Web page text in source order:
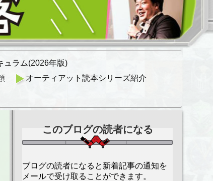
ュラム(2026年版)
オーティアット読本シリーズ紹介
このブログの読者になる
ブログの読者になると新着記事の通知を
メールで受け取ることができます。